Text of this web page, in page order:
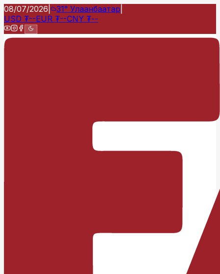
08/07/2026 31° Улаанбаатар
USD ₮--EUR ₮--CNY ₮--